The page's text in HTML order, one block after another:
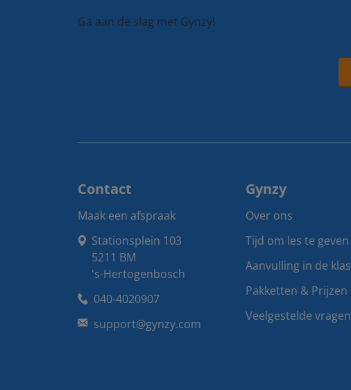
Ga aan de slag met Gynzy!
Contact
Maak een afspraak
Stationsplein 103
5211 BM
's-Hertogenbosch
040-4020907
support@gynzy.com
Gynzy
Over ons
Tijd om les te geven
Aanvulling in de klas
Pakketten & Prijzen
Veelgestelde vragen